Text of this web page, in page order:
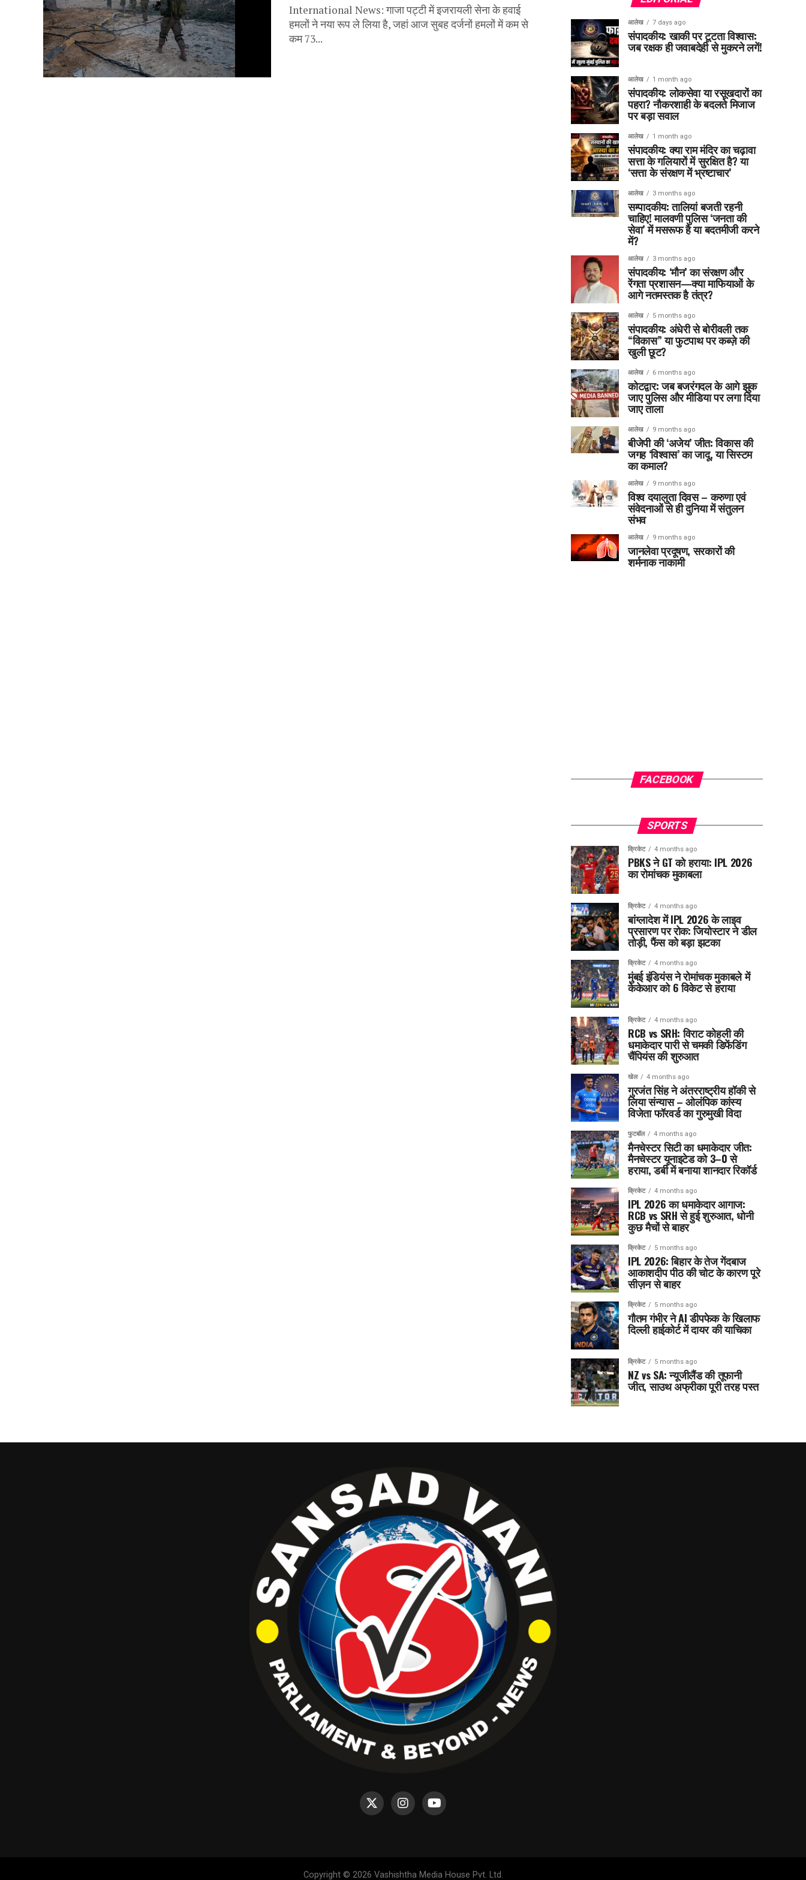
International News: गाजा पट्टी में इजरायली सेना के हवाई
हमलों ने नया रूप ले लिया है, जहां आज सुबह दर्जनों हमलों में कम से
कम 73...
आलेख 7 days ago
संपादकीय: खाकी पर टूटता विश्वास:
जब रक्षक ही जवाबदेही से मुकरने लगें!
आलेख 1 month ago
संपादकीय: लोकसेवा या रसूखदारों का
पहरा? नौकरशाही के बदलते मिजाज
पर बड़ा सवाल
आलेख 1 month ago
संपादकीय: क्या राम मंदिर का चढ़ावा
सत्ता के गलियारों में सुरक्षित है? या
‘सत्ता के संरक्षण में भ्रष्टाचार’
आलेख 3 months ago
सम्पादकीय: तालियां बजती रहनी
चाहिए! मालवणी पुलिस ‘जनता की
सेवा’ में मसरूफ है या बदतमीजी करने
में?
आलेख 3 months ago
संपादकीय: ‘मौन’ का संरक्षण और
रेंगता प्रशासन—क्या माफियाओं के
आगे नतमस्तक है तंत्र?
आलेख 5 months ago
संपादकीय: अंधेरी से बोरीवली तक
“विकास” या फुटपाथ पर कब्ज़े की
खुली छूट?
आलेख 6 months ago
कोटद्वार: जब बजरंगदल के आगे झुक
जाए पुलिस और मीडिया पर लगा दिया
जाए ताला
आलेख 9 months ago
बीजेपी की ‘अजेय’ जीत: विकास की
जगह ‘विश्वास’ का जादू, या सिस्टम
का कमाल?
आलेख 9 months ago
विश्व दयालुता दिवस – करुणा एवं
संवेदनाओं से ही दुनिया में संतुलन
संभव
आलेख 9 months ago
जानलेवा प्रदूषण, सरकारों की
शर्मनाक नाकामी
FACEBOOK
SPORTS
क्रिकेट 4 months ago
PBKS ने GT को हराया: IPL 2026
का रोमांचक मुकाबला
क्रिकेट 4 months ago
बांग्लादेश में IPL 2026 के लाइव
प्रसारण पर रोक: जियोस्टार ने डील
तोड़ी, फैंस को बड़ा झटका
क्रिकेट 4 months ago
मुंबई इंडियंस ने रोमांचक मुकाबले में
केकेआर को 6 विकेट से हराया
क्रिकेट 4 months ago
RCB vs SRH: विराट कोहली की
धमाकेदार पारी से चमकी डिफेंडिंग
चैंपियंस की शुरुआत
खेल 4 months ago
गुरजंत सिंह ने अंतरराष्ट्रीय हॉकी से
लिया संन्यास – ओलंपिक कांस्य
विजेता फॉरवर्ड का गुरुमुखी विदा
फुटबॉल 4 months ago
मैनचेस्टर सिटी का धमाकेदार जीत:
मैनचेस्टर यूनाइटेड को 3–0 से
हराया, डर्बी में बनाया शानदार रिकॉर्ड
क्रिकेट 4 months ago
IPL 2026 का धमाकेदार आगाज:
RCB vs SRH से हुई शुरुआत, धोनी
कुछ मैचों से बाहर
क्रिकेट 5 months ago
IPL 2026: बिहार के तेज गेंदबाज
आकाशदीप पीठ की चोट के कारण पूरे
सीज़न से बाहर
क्रिकेट 5 months ago
गौतम गंभीर ने AI डीपफेक के खिलाफ
दिल्ली हाईकोर्ट में दायर की याचिका
क्रिकेट 5 months ago
NZ vs SA: न्यूजीलैंड की तूफानी
जीत, साउथ अफ्रीका पूरी तरह पस्त
Copyright © 2026 Vashishtha Media House Pvt. Ltd.